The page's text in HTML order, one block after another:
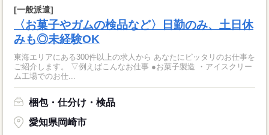
[一般派遣]
〈お菓子やガムの検品など〉日勤のみ、土日休
みも◎未経験OK
東海エリアにある300件以上の求人から あなたにピッタリのお仕事を
ご紹介します。 ▽例えばこんなお仕事 ●お菓子製造 ・アイスクリー
ム工場でのお仕...
梱包・仕分け・検品
愛知県岡崎市